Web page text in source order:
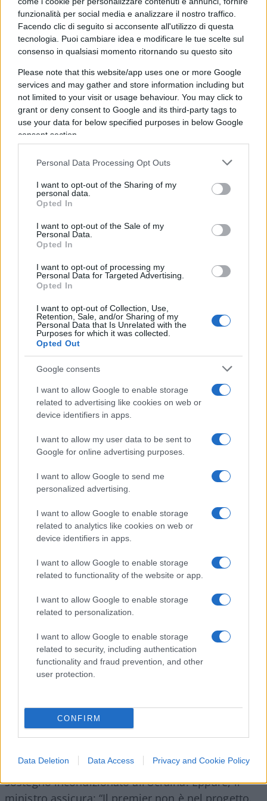
funzionalità per social media e analizzare il nostro traffico.
Facendo clic di seguito si acconsente all'utilizzo di questa
tecnologia. Puoi cambiare idea e modificare le tue scelte sul
consenso in qualsiasi momento ritornando su questo sito
Please note that this website/app uses one or more Google
services and may gather and store information including but
not limited to your visit or usage behaviour. You may click to
grant or deny consent to Google and its third-party tags to
use your data for below specified purposes in below Google
consent section.
Personal Data Processing Opt Outs
I want to opt-out of the Sharing of my
personal data.
Opted In
I want to opt-out of the Sale of my
Personal Data.
Opted In
I want to opt-out of processing my
Personal Data for Targeted Advertising.
Opted In
I want to opt-out of Collection, Use,
Retention, Sale, and/or Sharing of my
Personal Data that Is Unrelated with the
Purposes for which it was collected.
Opted Out
Google consents
I want to allow Google to enable storage
related to advertising like cookies on web or
device identifiers in apps.
I want to allow my user data to be sent to
Google for online advertising purposes.
I want to allow Google to send me
personalized advertising.
I want to allow Google to enable storage
related to analytics like cookies on web or
device identifiers in apps.
I want to allow Google to enable storage
related to functionality of the website or app.
I want to allow Google to enable storage
related to personalization.
I want to allow Google to enable storage
related to security, including authentication
functionality and fraud prevention, and other
user protection.
CONFIRM
Data Deletion Data Access Privacy and Cookie Policy
rappresenta l’unico movimento in gioco per
contendersi le scettro di prima forza, insieme a
Giorgia Meloni, attualmente avanti di quasi un
punto percentuale. Anche nella remota, se non
impossibile, ipotesi in cui l’area progressista
dovesse ricompattarsi entro il 25 settembre, ecco
cheil centrodestra potrà godere di un
vantaggio netto, sicuro, indiscutibile: 46 per
cento contro il 34 del fronte opposto. Cifre che
alleati – salvo suicidi casalinghi, come avvenuto
poche settimane fa alle elezioni di Verona – a
distanza di undici anni dall’ultimo esecutivo non
Botta e risposta tra Conte e Letta
Nel pomeriggio di oggi, tra i due leader della
capitolata coalizione, Letta e Conte appunto, è
andato in ondaun diverbio via social
pubblicazione, sulla pagina Facebook del
segretario dem, di una foto rappresentante Draghi
e l’hashtag#ItaliaTradita,non si è fatta attendere
la risposta del leader pentastellato: “È vero,
Enrico. L’Italia è stata tradita quando in Aula il
premier e il centrodestra, anziché cogliere
l’occasione per approfondire l’agenda sociale
presentata dalMoVimento 5 Stelle, l’hanno
respinta umiliando tutti gli italiani che attendono
risposte”. È ormai faida pura, rottura totale,
l’ennesimo sfasciamento contiano, dopo le
Maio. Ora,il partito di Beppe Grillo è solo,
isolato, che non può più contare sul solido trenta
dieci – magari anche meno.
Rimane, però, un ultimo trampolino che potrebbe
“salvare il salvabile”, nell’area dem e pentastellata:
la figura di Mario Draghi. Le affermazioni del
ministro della Cultura,Dario Franceschini
un’alleanza nel nome di chi sosteneva Draghi”. Ed
ecco che la maschera è caduta: il programma di
draghiani, da restrizioni, RdC, salario minimo,
sostegno incondizionato all’Ucraina. Eppure, il
ministro assicura: “Il premier non è nel progetto.